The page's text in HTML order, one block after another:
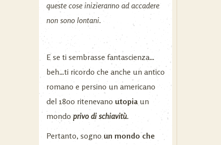
queste cose inizieranno ad accadere
non sono lontani.
E se ti sembrasse fantascienza…
beh…ti ricordo che anche un antico
romano e persino un americano
del 1800 ritenevano utopiaun
mondo privo di schiavitù.
Pertanto, sognoun mondo che